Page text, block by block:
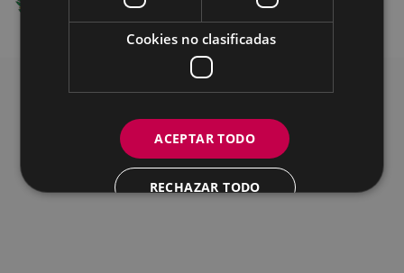
+34 943708421 -
Cookies no clasificadas
ACEPTAR TODO
RECHAZAR TODO